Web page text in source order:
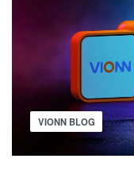
VIONN BLOG